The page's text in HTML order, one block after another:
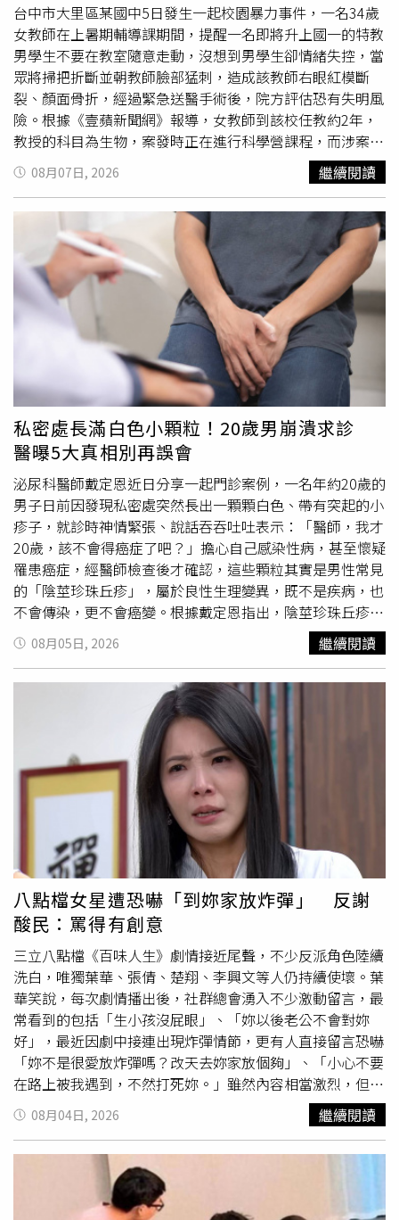
台中市大里區某國中5日發生一起校園暴力事件，一名34歲
女教師在上暑期輔導課期間，提醒一名即將升上國一的特教
男學生不要在教室隨意走動，沒想到男學生卻情緒失控，當
眾將掃把折斷並朝教師臉部猛刺，造成該教師右眼紅模斷
裂、顏面骨折，經過緊急送醫手術後，院方評估恐有失明風
險。根據《壹蘋新聞網》報導，女教師到該校任教約2年，
教授的科目為生物，案發時正在進行科學營課程，而涉案男
學生今年剛要升上國一，屬情緒障礙類特教生，過去就讀國
小時就曾有攻擊同學的紀錄。5日上午11時許，男學生課堂
進行時任意走動，女教師請他不要走來走去，希望他能回到
座位上坐好，結果男學生情緒失控，拿起教室內的掃把並折
斷，用尖銳的一端刺向教師的臉部，教師立刻伸手阻擋，眼
鏡被打落在地，班上部分學生嚇得逃離教室。女教師為了保
護教室內其他學生，留在現場試圖勸阻男學生，男學生卻在
次用斷裂的掃把攻擊女教師，造成女教師眼睛、臉部受重
創，當場流血
。男學生犯案後跑出教室，校方得知後第一時
間協助女教師到健康中心接受初步包紮，並立即撥打119，
將女教師送往中山醫學大學附設醫院急救。女教師在送醫途
中，因右眼受傷、眼壓過高而頻頻嘔吐，經醫療團隊檢查，
診斷出右眼虹膜斷裂無法感光、水晶體移位、視網膜受損，
且鼻淚管被打斷導致不自主流淚，顏面也有骨折，緊急手術
後住院持續治療中，院方評估可能有失明風險。男學生後來
被學校人員找到，帶回辦公室，並通知家長將他帶回，要求
學生暫時停課留在家裡。受傷女教師則表示會對這件事進行
提告，等後續正式向警方報案。對此，校方強調，考量到此
事件可能對班級師生造成心理衝擊，學校即時提供受傷教師
及班級學生必要的心理支持與輔導資源，並持續關懷師生身
心狀況，將持續配合教育主管機關及警政單位辦理後續事
宜，妥善處理相關輔導與支持工作，維護校園安全及教育環
境穩定。台中市教育局則表示，事發後學校已立即通知家長
將該生帶回，並暫時停課留家，同時召開緊急會議，後續將
依學生及教師需求分別提供輔導與心理諮商資源，也針對案
發班級實施團體輔導。教育局強調，對於受傷教師，將依
《公務人員執行職務意外傷亡慰問金發給辦法》發給慰問
金，並要求學校完整釐清事發經過。
08月07日, 2026 繼續閱讀
私密處長滿白色小顆粒！20歲男崩潰求診
醫曝5大真相別再誤會
泌尿科醫師戴定恩近日分享一起門診案例，一名年約20歲的
男子日前因發現私密處突然長出一顆顆白色、帶有突起的小
疹子，就診時神情緊張、說話吞吞吐吐表示：「醫師，我才
20歲，該不會得癌症了吧？」擔心自己感染性病，甚至懷疑
罹患癌症，經醫師檢查後才確認，這些顆粒其實是男性常見
的「陰莖珍珠丘疹」，屬於良性生理變異，既不是疾病，也
不會傳染，更不會癌變。根據戴定恩指出，陰莖珍珠丘疹相
當常見，通常長在龜頭冠狀溝周圍，外觀看起來是一顆顆細
小、整齊排列的突起，猶如一串珍珠，因此被稱為「珍珠丘
疹」。不少患者第一次發現時，都會誤以為自己感染菜花或
其他性病，因此心理壓力相當大。戴定恩特別強調，陰莖珍
珠丘疹不是菜花、不是人類乳突病毒（HPV）感染、不是性
病、不具傳染性，更不會演變成癌症，屬於正常的良性生理
變化，不必因為看到小顆粒就過度恐慌。他表示，多數珍珠
丘疹不會造成疼痛、搔癢、流血或其他身體不適，因此如果
不介意外觀，通常不需要接受任何治療，也不會影響性功能
或健康。不過，門診仍常遇到患者因外觀問題選擇治療。戴
定恩笑說，不少男性其實知道自己沒有生病，但仍無奈表
示：「我知道沒事，但女朋友不知道啊！」擔心另一半誤以
為感染性病，因此希望透過雷射將丘疹磨平，避免造成誤
解，也讓自己更有自信。然而，戴定恩也提醒，並不是所有
長在陰莖上的小顆粒都是珍珠丘疹。一般民眾很難僅憑外觀
判斷究竟是良性的珍珠丘疹，還是菜花、傳染性軟疣或其他
皮膚疾病，因此若私密處出現異常突起、疣狀物或其他不明
變化，都應盡快到泌尿科接受檢查，不要自行上網查資料或
胡亂擦藥。另一名泌尿科醫師黃冠鈞也曾指出，陰莖珍珠丘
疹屬於一種良性的血管纖維瘤（Angiofibroma），好發於
20至30歲男性，以及未割包皮者。丘疹大小約1至3毫米，
呈圓形，顏色可能是白色、粉紅色或淡黃色，主要長在龜頭
冠狀溝，排列方式像一串珍珠項鍊，也可能局部散布。他表
示，珍珠丘疹與菜花最大的差異，在於珍珠丘疹幾乎只出現
在龜頭冠狀溝，不會出現疼痛、刺痛、搔癢、分泌物等症
狀；反觀菜花則可能長在陰莖、包皮、陰囊甚至肛門周圍，
外觀常呈不規則、花椰菜狀突起，且屬於人類乳突病毒感染
所引起，兩者成因與治療方式完全不同。黃冠鈞指出，陰莖
08月05日, 2026 繼續閱讀
八點檔女星遭恐嚇「到妳家放炸彈」 反謝
酸民：罵得有創意
三立八點檔《百味人生》劇情接近尾聲，不少反派角色陸續
洗白，唯獨葉華、張倩、楚翔、李興文等人仍持續使壞。葉
華笑說，每次劇情播出後，社群總會湧入不少激動留言，最
常看到的包括「生小孩沒屁眼」、「妳以後老公不會對妳
好」，最近因劇中接連出現炸彈情節，更有人直接留言恐嚇
「妳不是很愛放炸彈嗎？改天去妳家放個夠」、「小心不要
在路上被我遇到，不然打死妳。」雖然內容相當激烈，但她
從不往心裡去，「我都笑一笑就帶過，因為代表大家真的有
在追劇。」葉華也坦言，自己演八點檔多年，幾乎都是反派
角色，面對酸民，已有自己的一套應對方式，她認為，觀眾
會有這麼大的情緒，代表角色塑造成功，因此反而把這些留
言當成肯定。更有趣的是，葉華透露，自己有時候還會從留
言區「取材」，把網友罵人的創意記下來，「有些形容詞、
08月04日, 2026 繼續閱讀